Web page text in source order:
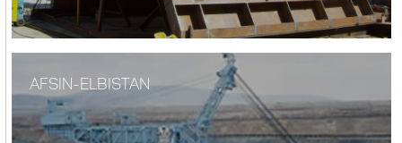
AFSIN-ELBISTAN